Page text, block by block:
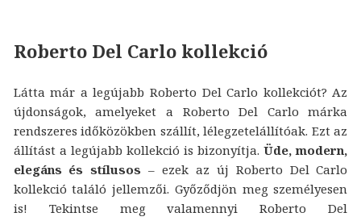
Roberto Del Carlo kollekció
Látta már a legújabb Roberto Del Carlo kollekciót? Az
újdonságok, amelyeket a Roberto Del Carlo márka
rendszeres időközökben szállít, lélegzetelállítóak. Ezt az
állítást a legújabb kollekció is bizonyítja.Üde, modern,
elegáns és stílusos – ezek az új Roberto Del Carlo
kollekció találó jellemzői. Győződjön meg személyesen
is! Tekintse meg valamennyi Roberto Del